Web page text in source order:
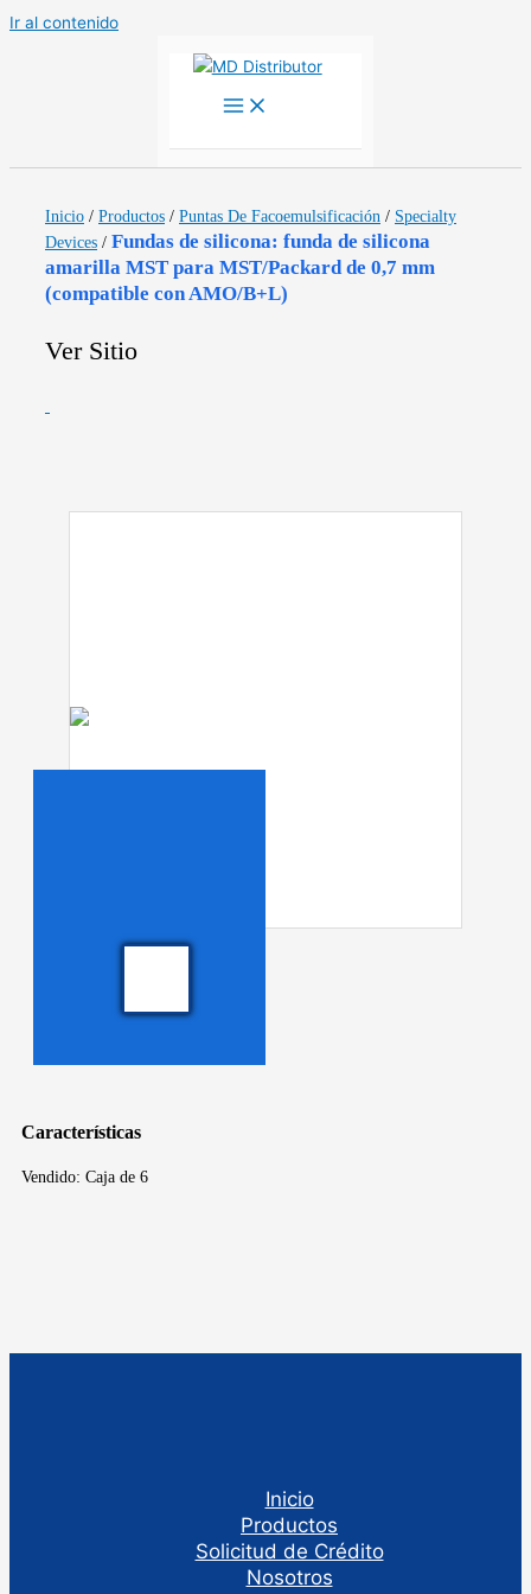
Ir al contenido
Inicio / Productos / Puntas De Facoemulsificación / Specialty
Devices / Fundas de silicona: funda de silicona
amarilla MST para MST/Packard de 0,7 mm
(compatible con AMO/B+L)
Ver Sitio
Características
Vendido: Caja de 6
Inicio
Productos
Solicitud de Crédito
Nosotros